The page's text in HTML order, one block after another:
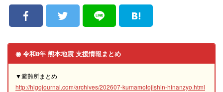
◉ 令和8年 熊本地震 支援情報まとめ
▼避難所まとめ
http://higojournal.com/archives/202607-kumamotojishin-hinanzyo.html